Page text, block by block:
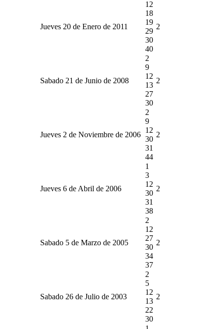
Jueves 20 de Enero de 2011
12
18
19
29
30
40
2
Sabado 21 de Junio de 2008
2
9
12
13
27
30
2
Jueves 2 de Noviembre de 2006
2
9
12
30
31
44
2
Jueves 6 de Abril de 2006
1
3
12
30
31
38
2
Sabado 5 de Marzo de 2005
2
12
27
30
34
37
2
Sabado 26 de Julio de 2003
2
5
12
13
22
30
2